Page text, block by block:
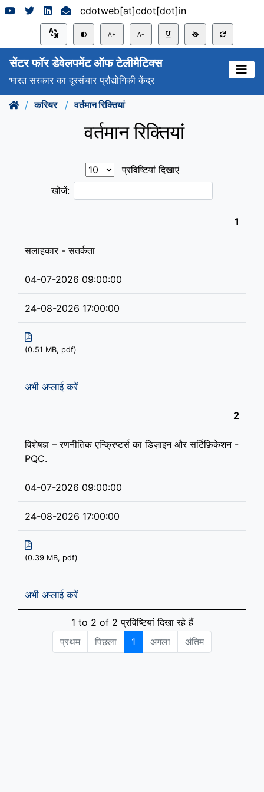
cdotweb[at]cdot[dot]in
A+ A-
सेंटर फॉर डेवेलपमेंट ऑफ टेलीमैटिक्स
भारत सरकार का दूरसंचार प्रौद्योगिकी केंद्र
करियर वर्तमान रिक्तियां
वर्तमान रिक्तियां
प्रविष्टियां दिखाएं
खोजें:
1
सलाहकार - सतर्कता
04-07-2026 09:00:00
24-08-2026 17:00:00
(0.51 MB, pdf)
अभी अप्लाई करें
2
विशेषज्ञ – रणनीतिक एन्क्रिप्टर्स का डिज़ाइन और सर्टिफ़िकेशन -
PQC.
04-07-2026 09:00:00
24-08-2026 17:00:00
(0.39 MB, pdf)
अभी अप्लाई करें
1 to 2 of 2 प्रविष्टियां दिखा रहे हैं
प्रथम
पिछला 1 अगला अंतिम